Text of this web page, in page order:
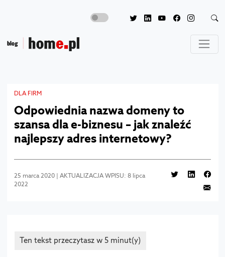
DLA FIRM
Odpowiednia nazwa domeny to
szansa dla e-biznesu – jak znaleźć
najlepszy adres internetowy?
25 marca 2020 | AKTUALIZACJA WPISU: 8 lipca
2022